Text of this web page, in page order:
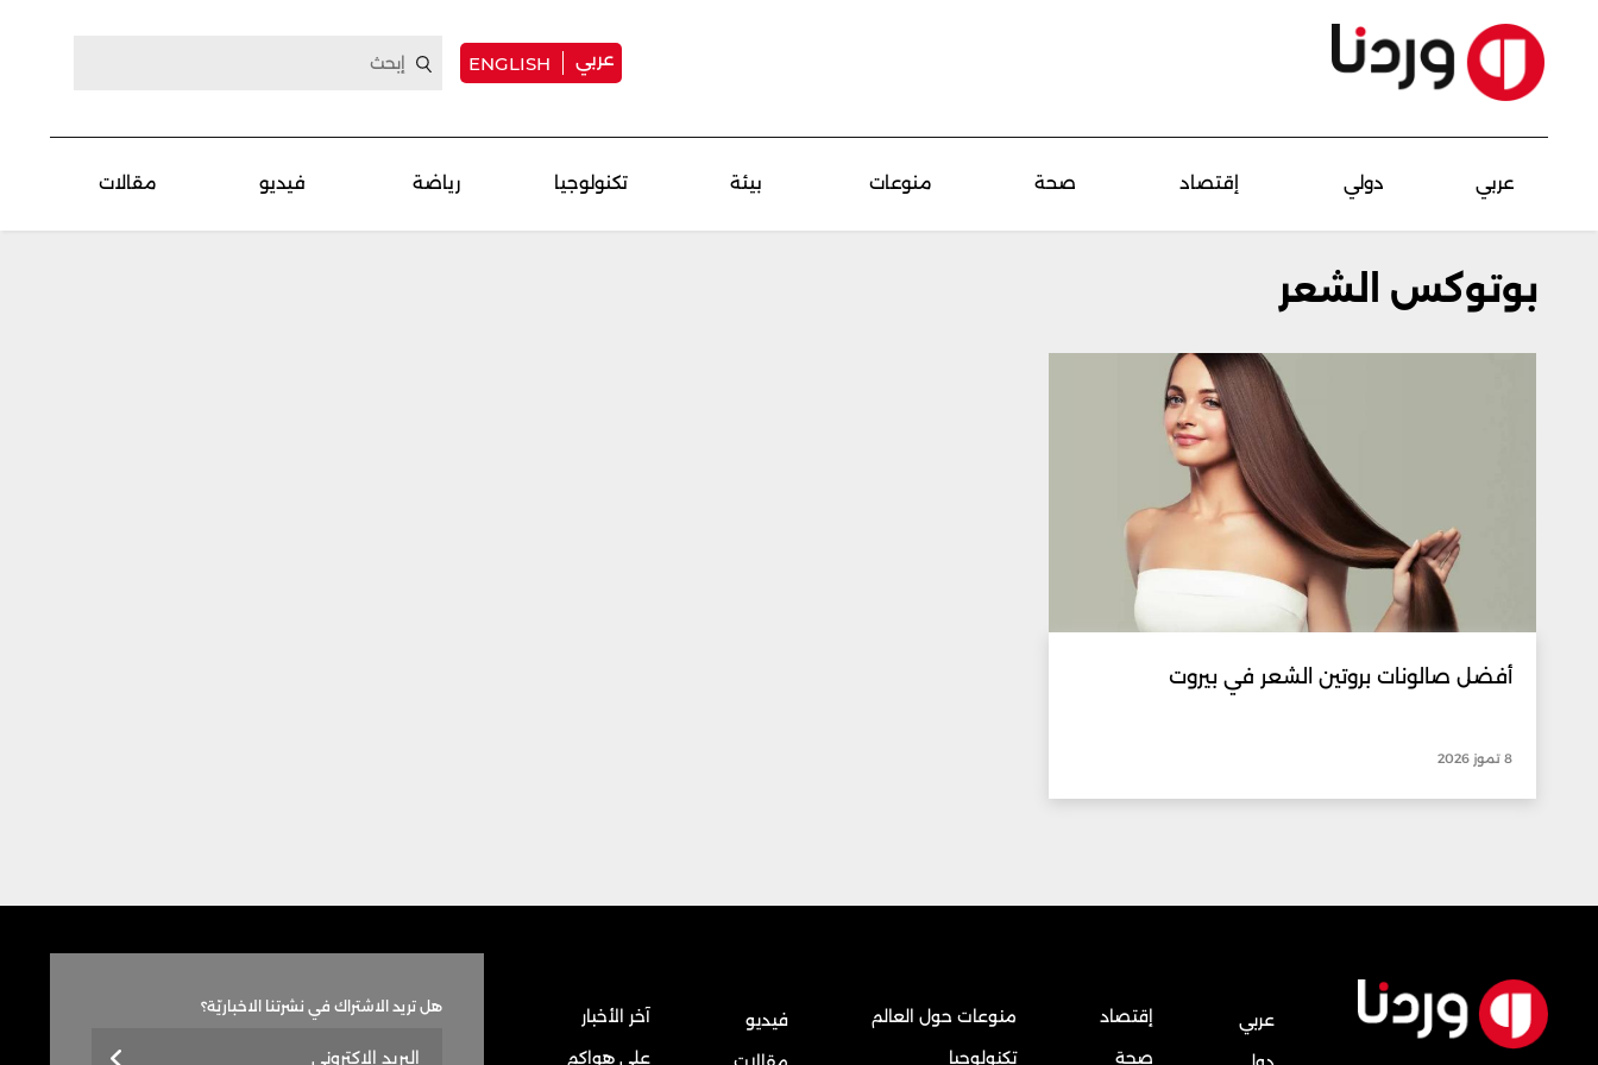
عربي ENGLISH
عربي دولي إقتصاد صحة منوعات بيئة تكنولوجيا رياضة فيديو مقالات
بوتوكس الشعر
أفضل صالونات بروتين الشعر في بيروت
8 تموز 2026
عربي
إقتصاد
صحة
منوعات حول العالم
تكنولوجيا
فيديو
آخر الأخبار
على هواكم
هل تريد الاشتراك في نشرتنا الاخباريّة؟